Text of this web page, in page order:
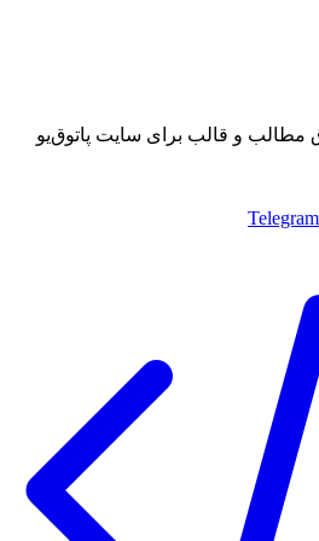
مطالب و قالب برای سایت پاتوق‌یو
Telegram